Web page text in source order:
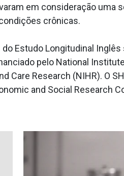
em consideração uma
crônicas.
Estudo Longitudinal
pelo National
Care Research (NIHR). O
and Social Research